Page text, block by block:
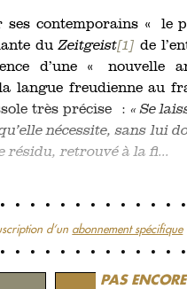
ses contemporains « le
duZeitgeist[1] de
d’une « nouvelle
langue freudienne au
très précise : « Se
nécessite, sans lui
résidu, retrouvé à la fi...
d‘un abonnement spécifique
PAS